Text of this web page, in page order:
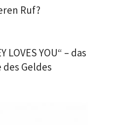
Ruf?
LOVES YOU“ – das
Geldes